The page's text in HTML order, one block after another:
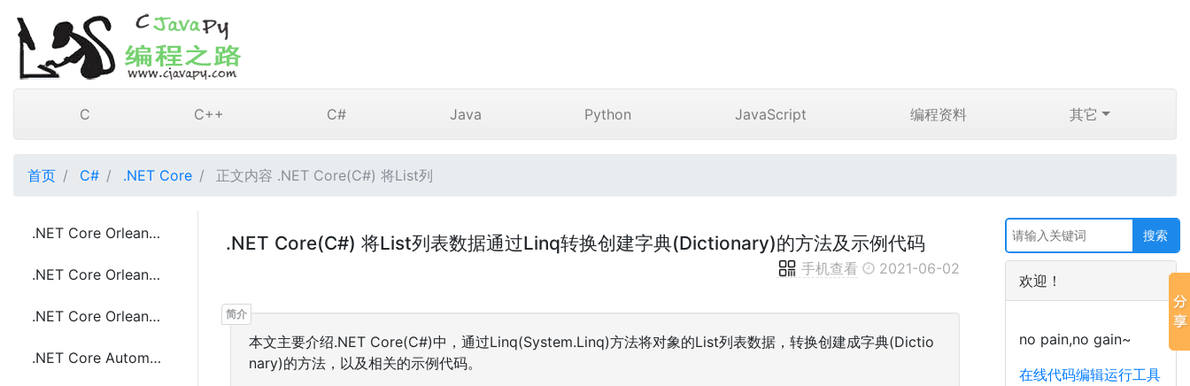
C C++ C# Java Python JavaScript 编程资料 其它
首页 C# .NET Core 正文内容 .NET Core(C#) 将List列
.NET Core Orleans框架介绍
.NET Core Orleans框架的优点
.NET Core Orleans中Grains的介绍
.NET Core Automapper 指定自定义映射规则的方法
.NET Core(C#) 将List列表数据通过Linq转换创建字典(Dictionary)的方法及示例代码
手机查看 2021-06-02
本文主要介绍.NET Core(C#)中，通过Linq(System.Linq)方法将对象的List列表数据，转换创建成字典(Dictio
nary)的方法，以及相关的示例代码。
欢迎！
no pain,no gain~
在线代码编辑运行工具